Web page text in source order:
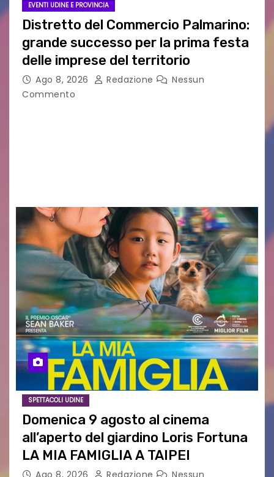
EVENTI UDINE E PROVINCIA
Distretto del Commercio Palmarino:
grande successo per la prima festa
delle imprese del territorio
Ago 8, 2026 Redazione
Nessun
Commento
SPETTACOLI UDINE
Domenica 9 agosto al cinema
all’aperto del giardino Loris Fortuna
LA MIA FAMIGLIA A TAIPEI